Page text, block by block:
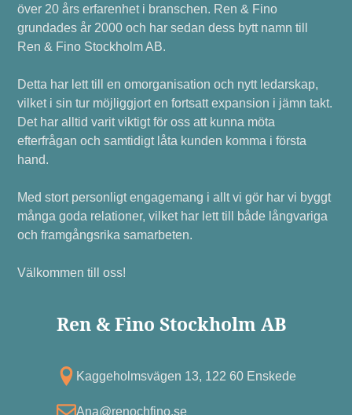
över 20 års erfarenhet i branschen. Ren & Fino
grundades år 2000 och har sedan dess bytt namn till
Ren & Fino Stockholm AB.
Detta har lett till en omorganisation och nytt ledarskap,
vilket i sin tur möjliggjort en fortsatt expansion i jämn takt.
Det har alltid varit viktigt för oss att kunna möta
efterfrågan och samtidigt låta kunden komma i första
hand.
Med stort personligt engagemang i allt vi gör har vi byggt
många goda relationer, vilket har lett till både långvariga
och framgångsrika samarbeten.
Välkommen till oss!
Ren & Fino Stockholm AB
Kagg eholmsvägen 13, 122 60 Enskede
Ana@renochfino.se